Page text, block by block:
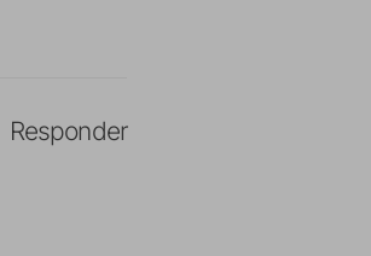
Responder